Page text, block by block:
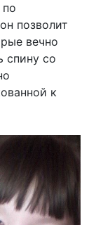
позволит
вечно
спину со
к